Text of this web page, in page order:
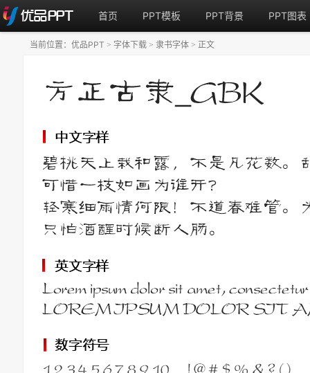
首页 PPT模板 PPT背景 PPT图表
当前位置： 优品PPT > 字体下载 > 隶书字体 > 正文